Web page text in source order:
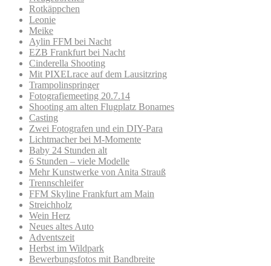
Rotkäppchen
Leonie
Meike
Aylin FFM bei Nacht
EZB Frankfurt bei Nacht
Cinderella Shooting
Mit PIXELrace auf dem Lausitzring
Trampolinspringer
Fotografiemeeting 20.7.14
Shooting am alten Flugplatz Bonames
Casting
Zwei Fotografen und ein DIY-Para
Lichtmacher bei M-Momente
Baby 24 Stunden alt
6 Stunden – viele Modelle
Mehr Kunstwerke von Anita Strauß
Trennschleifer
FFM Skyline Frankfurt am Main
Streichholz
Wein Herz
Neues altes Auto
Adventszeit
Herbst im Wildpark
Bewerbungsfotos mit Bandbreite